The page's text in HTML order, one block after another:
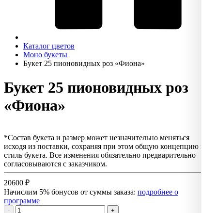
Каталог цветов
Моно букеты
Букет 25 пионовидных роз «Фиона»
Букет 25 пионовидных роз
«Фиона»
*Состав букета и размер может незначительно меняться
исходя из поставки, сохраняя при этом общую концепцию и
стиль букета. Все изменения обязательно предварительно
согласовываются с заказчиком.
20600 ₽
Начислим 5% бонусов от суммы заказа: подробнее о
программе
- +